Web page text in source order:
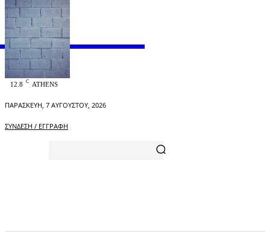
OFFICIAL
12.8 C ATHENS
ΠΑΡΑΣΚΕΥΉ, 7 ΑΥΓΟΎΣΤΟΥ, 2026
ΣΎΝΔΕΣΗ / ΕΓΓΡΑΦΉ